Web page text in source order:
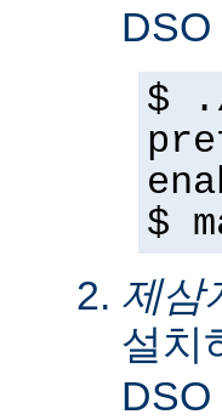
DSO
$
$
제삼
설치
DSO